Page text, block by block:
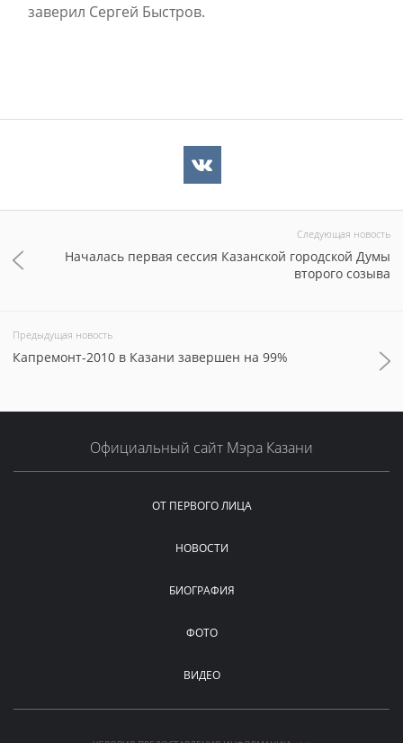
заверил Сергей Быстров.
Следующая новость
Началась первая сессия Казанской городской Думы
второго созыва
Предыдущая новость
Капремонт-2010 в Казани завершен на 99%
Официальный сайт Мэра Казани
ОТ ПЕРВОГО ЛИЦА
НОВОСТИ
БИОГРАФИЯ
ФОТО
ВИДЕО